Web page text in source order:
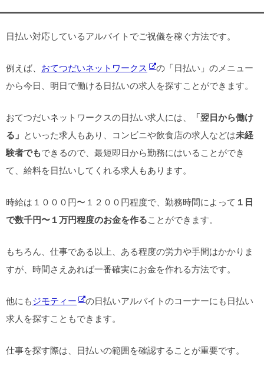
日払い対応しているアルバイトでご祝儀を稼ぐ方法です。
例えば、 おてつだいネットワークス
の「日払い」のメニュー
から今日、明日で働ける日払いの求人を探すことができます。
おてつだいネットワークスの日払い求人には、
「翌日から働け
る」 といった求人もあり、コンビニや飲食店の求人などは未経
験者でもできるので、最短即日から勤務にはいることができ
て、給料を日払いしてくれる求人もあります。
時給は１０００円〜１２００円程度で、勤務時間によって １日
で数千円〜１万円程度のお金を作ることができます。
もちろん、仕事である以上、ある程度の労力や手間はかかりま
すが、時間さえあれば一番確実にお金を作れる方法です。
他にもジモティー
の日払いアルバイトのコーナーにも日払い
求人を探すこともできます。
仕事を探す際は、日払いの範囲を確認することが重要です。